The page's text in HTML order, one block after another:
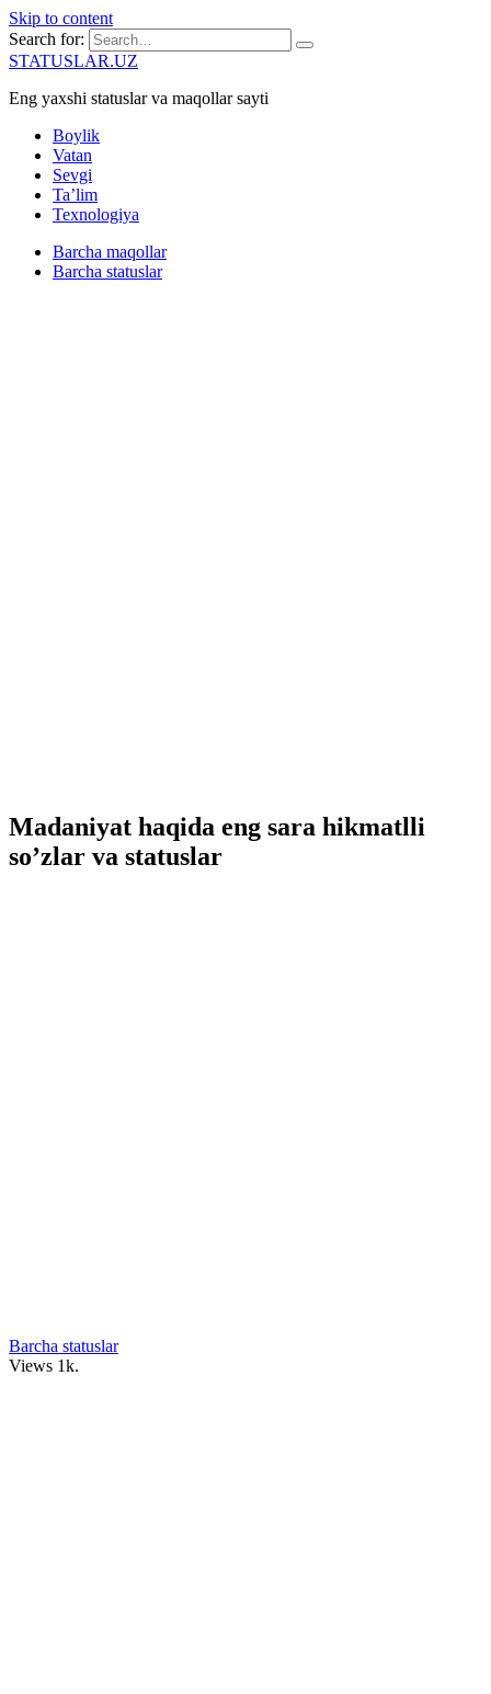
Skip to content
Search for:
STATUSLAR.UZ
Eng yaxshi statuslar va maqollar sayti
Boylik
Vatan
Sevgi
Ta’lim
Texnologiya
Barcha maqollar
Barcha statuslar
Madaniyat haqida eng sara hikmatlli
so’zlar va statuslar
Barcha statuslar
Views 1k.